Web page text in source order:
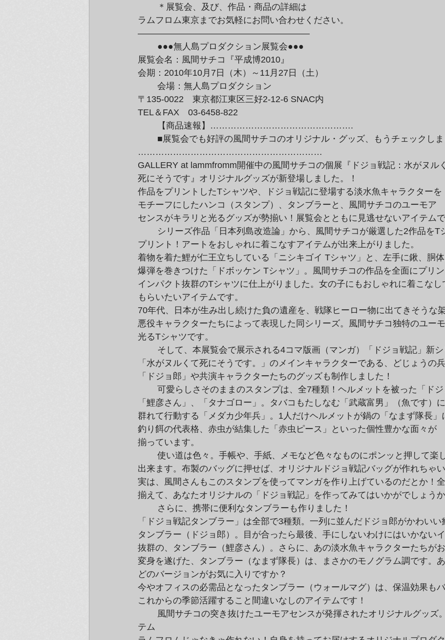
ラムフロム東京までお気軽にお問い合わせください。
———————————————————–
展覧会名：風間サチコ『平成博2010』
会期：2010年10月7日（木）～11月27日（土）
〒135-0022　東京都江東区三好2-12-6 SNAC内
TEL＆FAX　03-6458-822
	【商品速報】………………………………………….
………………………………………………………
GALLERY at lammfromm開催中の風間サチコの個展『ドジョ戦記：水がヌル
死にそうです』オリジナルグッズが新登場しました。！
作品をプリントしたTシャツや、ドジョ戦記に登場する淡水魚キャラクターを
モチーフにしたハンコ（スタンプ）、タンブラーと、風間サチコのユーモア
センスがキラリと光るグッズが勢揃い！展覧会とともに見逃せないアイテムで
プリント！アートをおしゃれに着こなすアイテムが出来上がりました。
着物を着た鯉が仁王立ちしている「ニシキゴイ Tシャツ」と、左手に鍬、胴
爆弾を巻きつけた「ドボッケン Tシャツ」。風間サチコの作品を全面にプリ
インパクト抜群のTシャツに仕上がりました。女の子にもおしゃれに着こなし
もらいたいアイテムです。
70年代、日本が生み出し続けた負の遺産を、戦隊ヒーロー物に出てきそうな
悪役キャラクターたちによって表現した同シリーズ。風間サチコ独特のユー
光るTシャツです。
「水がヌルくて死にそうです。」のメインキャラクターである、どじょうの
「ドジョ郎」や共演キャラクターたちのグッズも制作しました！
「鯉彦さん」、「タナゴロー」。タバコもたしなむ「武蔵富男」（魚です）に
群れて行動する「メダカ少年兵」。1人だけヘルメットが鍋の「なまず隊長」
釣り餌の代表格、赤虫が結集した「赤虫ピース」といった個性豊かな面々が
揃っています。
出来ます。布製のバッグに押せば、オリジナルドジョ戦記バッグが作れちゃい
実は、風間さんもこのスタンプを使ってマンガを作り上げているのだとか！
揃えて、あなたオリジナルの「ドジョ戦記」を作ってみてはいかがでしょうか
「ドジョ戦記タンブラー」は全部で3種類。一列に並んだドジョ郎がかわいい
タンブラー（ドジョ郎）。目が合ったら最後、手にしないわけにはいかない
抜群の、タンブラー（鯉彦さん）。さらに、あの淡水魚キャラクターたちが
変身を遂げた、タンブラー（なまず隊長）は、まさかのモノグラム調です。
どのバージョンがお気に入りですか？
今やオフィスの必需品となったタンブラー（ウォールマグ）は、保温効果もバ
これからの季節活躍すること間違いなしのアイテムです！
テム